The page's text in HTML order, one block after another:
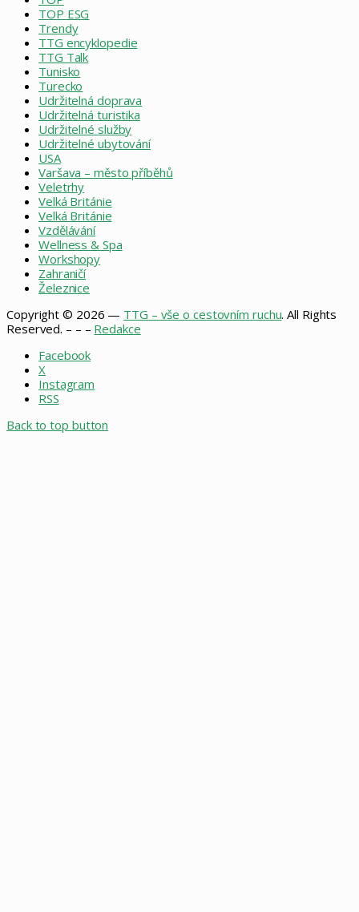
TOP ESG
Trendy
TTG encyklopedie
TTG Talk
Tunisko
Turecko
Udržitelná doprava
Udržitelná turistika
Udržitelné služby
Udržitelné ubytování
USA
Varšava – město příběhů
Veletrhy
Velká Británie
Velká Británie
Vzdělávání
Wellness & Spa
Workshopy
Zahraničí
Železnice
Copyright © 2026 — TTG – vše o cestovním ruchu. All Rights
Reserved. – – – Redakce
Facebook
X
Instagram
RSS
Back to top button